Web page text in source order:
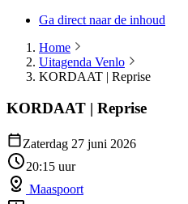
Ga direct naar de inhoud
Home
Uitagenda Venlo
KORDAAT | Reprise
KORDAAT | Reprise
Zaterdag 27 juni 2026
20:15 uur
Maaspoort